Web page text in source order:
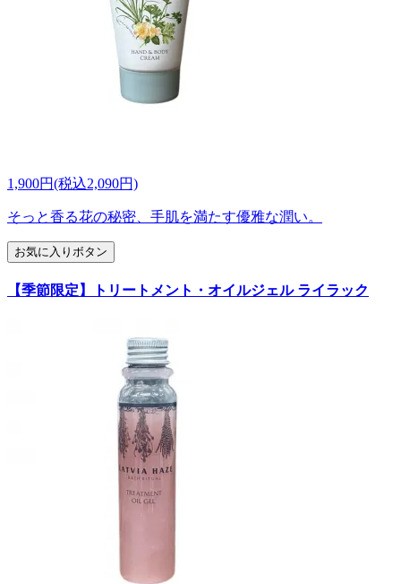
1,900円(税込2,090円)
そっと香る花の秘密、手肌を満たす優雅な潤い。
お気に入りボタン
【季節限定】トリートメント・オイルジェル ライラック